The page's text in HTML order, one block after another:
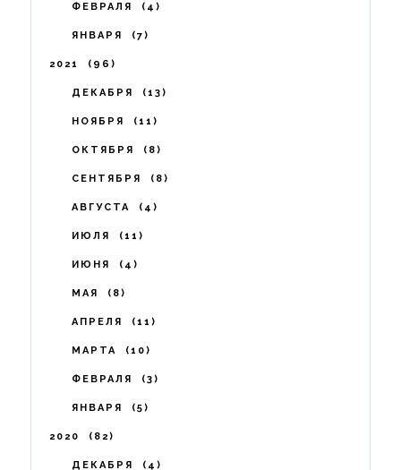
ФЕВРАЛЯ 4
ЯНВАРЯ 7
2021 96
ДЕКАБРЯ 13
НОЯБРЯ 11
ОКТЯБРЯ 8
СЕНТЯБРЯ 8
АВГУСТА 4
ИЮЛЯ 11
ИЮНЯ 4
МАЯ 8
АПРЕЛЯ 11
МАРТА 10
ФЕВРАЛЯ 3
ЯНВАРЯ 5
2020 82
ДЕКАБРЯ 4